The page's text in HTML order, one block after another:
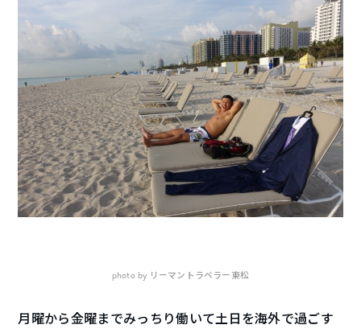
photo by リーマントラベラー東松
月曜から金曜までみっちり働いて土日を海外で過ごす